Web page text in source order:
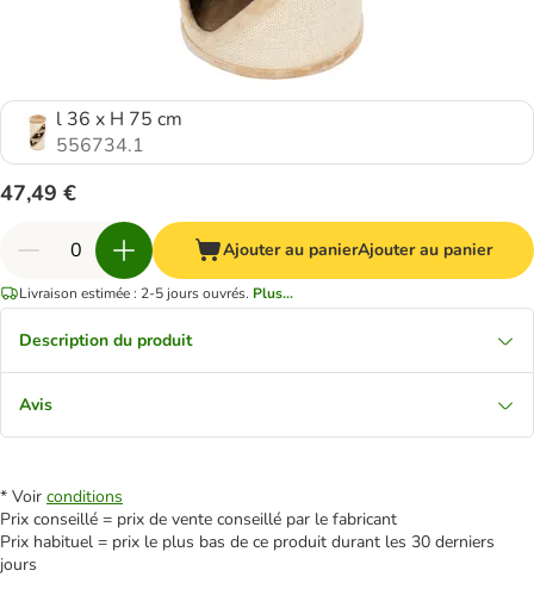
l 36 x H 75 cm
556734.1
47,49 €
Ajouter au panierAjouter au panier
Livraison estimée : 2-5 jours ouvrés. Plus...
Description du produit
Avis
* Voir conditions
Prix conseillé = prix de vente conseillé par le fabricant
Prix habituel = prix le plus bas de ce produit durant les 30 derniers
jours